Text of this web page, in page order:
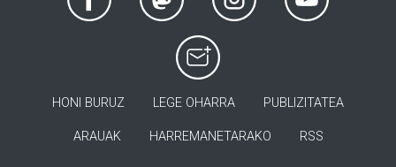
HONI BURUZ LEGE OHARRA PUBLIZITATEA
ARAUAK HARREMANETARAKO RSS